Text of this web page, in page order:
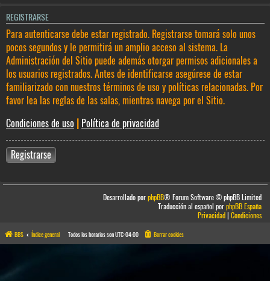
REGISTRARSE
Para autenticarse debe estar registrado. Registrarse tomará solo unos
pocos segundos y le permitirá un amplio acceso al sistema. La
Administración del Sitio puede además otorgar permisos adicionales a
los usuarios registrados. Antes de identificarse asegúrese de estar
familiarizado con nuestros términos de uso y políticas relacionadas. Por
favor lea las reglas de las salas, mientras navega por el Sitio.
Condiciones de uso
Política de privacidad
Registrarse
Desarrollado porphpBB® Forum Software © phpBB Limited
Traducción al español porphpBB España
Privacidad|Condiciones
BBS Índice general Todos los horarios sonUTC-04:00 Borrar cookies